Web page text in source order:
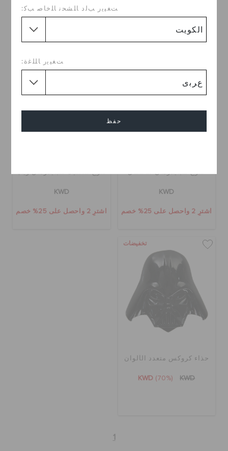
ﺖﻐﻴﻳﺭ ﺐﻟﺩ ﺎﻠﺸﺤﻧ ﺎﻠﺧﺎﺻ ﺐﻛ:
ﺖﻐﻴﻳﺭ ﺎﻠﻠﻏﺓ:
حفظ
اشترِ 2 واحصل على 25% خصم
21.000
KWD
اشترِ 2 واحصل على 25% خصم
KWD
اشترِ 2 واحصل على 25% خصم
تخفيضات
حذاء كروكس متعدد الألوان
KWD (70%) KWD
1